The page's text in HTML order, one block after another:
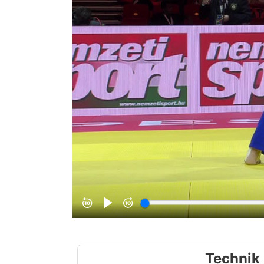
Technik